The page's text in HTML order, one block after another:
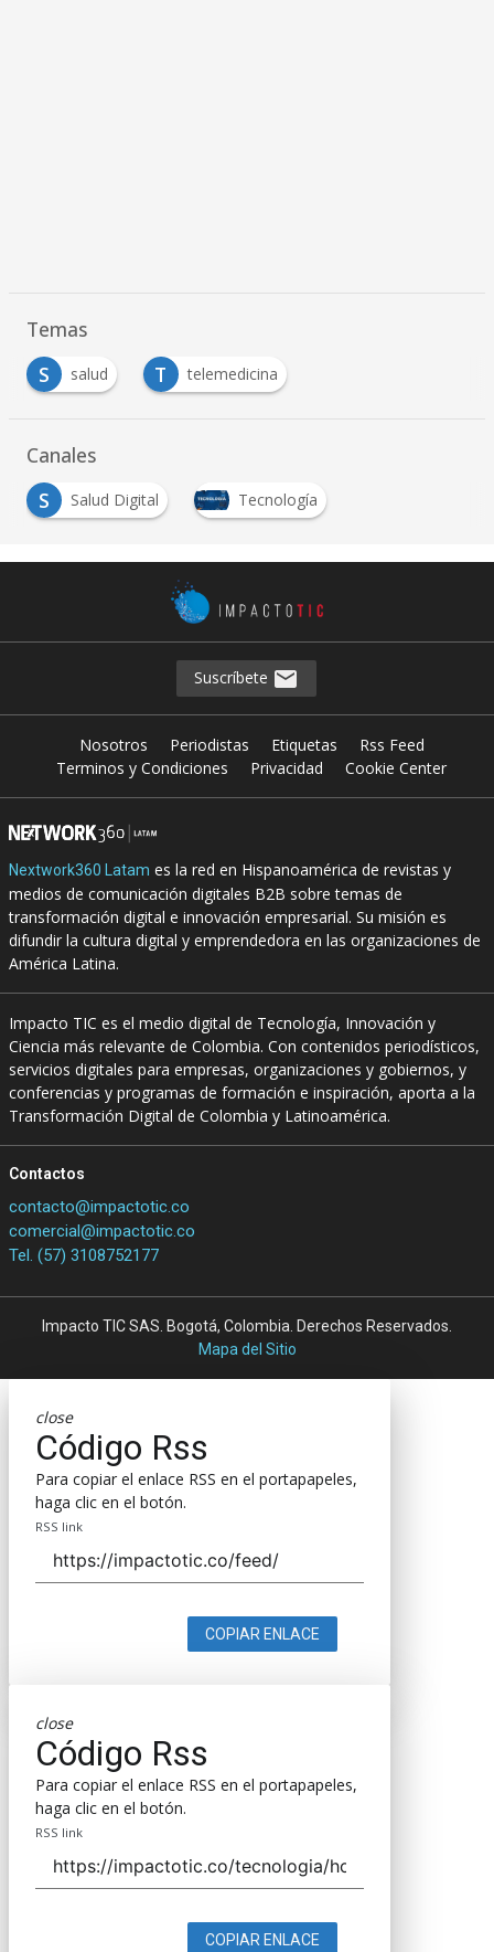
Temas
S
salud T telemedicina
Canales
S
Salud Digital Tecnología
Suscríbete
Nosotros Periodistas Etiquetas
Rss Feed
Terminos y Condiciones
Privacidad Cookie Center
Nextwork360 Latam es la red en Hispanoamérica de revistas y
medios de comunicación digitales B2B sobre temas de
transformación digital e innovación empresarial. Su misión es
difundir la cultura digital y emprendedora en las organizaciones de
América Latina.
Impacto TIC es el medio digital de Tecnología, Innovación y
Ciencia más relevante de Colombia. Con contenidos periodísticos,
servicios digitales para empresas, organizaciones y gobiernos, y
conferencias y programas de formación e inspiración, aporta a la
Transformación Digital de Colombia y Latinoamérica.
Contactos
contacto@impactotic.co
comercial@impactotic.co
Tel. (57) 3108752177
Impacto TIC SAS. Bogotá, Colombia. Derechos Reservados.
Mapa del Sitio
close
Código Rss
Para copiar el enlace RSS en el portapapeles,
haga clic en el botón.
RSS link
COPIAR ENLACE
close
Código Rss
Para copiar el enlace RSS en el portapapeles,
haga clic en el botón.
RSS link
COPIAR ENLACE